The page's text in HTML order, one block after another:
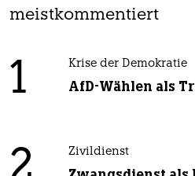
meistkommentiert
1 Krise der Demokratie
AfD-Wählen als
Zivildienst